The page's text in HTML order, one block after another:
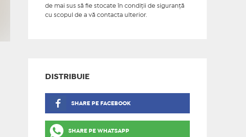
de mai sus să fie stocate în condiţii de siguranţă
cu scopul de a vă contacta ulterior.
DISTRIBUIE
SHARE PE FACEBOOK
SHARE PE WHATSAPP